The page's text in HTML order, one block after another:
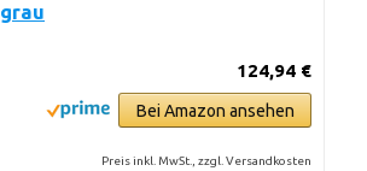
grau
124,94 €
Bei Amazon ansehen
Preis inkl. MwSt., zzgl. Versandkosten